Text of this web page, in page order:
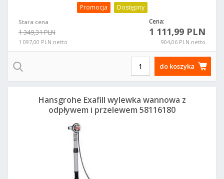
Promocja Dostępny
Stara cena
1 349,31 PLN
1 097,00 PLN netto
Cena:
1 111,99 PLN
904,06 PLN netto
do koszyka
Hansgrohe Exafill wylewka wannowa z
odpływem i przelewem 58116180